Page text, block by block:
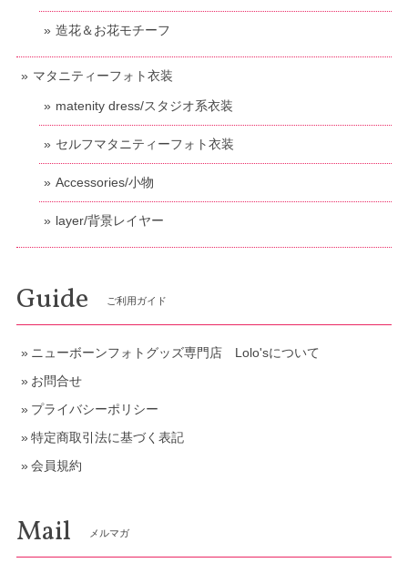
造花＆お花モチーフ
マタニティーフォト衣装
matenity dress/スタジオ系衣装
セルフマタニティーフォト衣装
Accessories/小物
layer/背景レイヤー
Guide ご利用ガイド
ニューボーンフォトグッズ専門店 Lolo'sについて
お問合せ
プライバシーポリシー
特定商取引法に基づく表記
会員規約
Mail メルマガ